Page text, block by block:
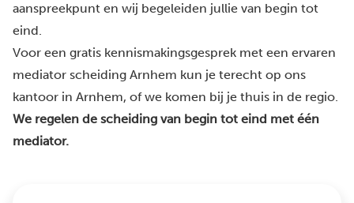
aanspreekpunt en wij begeleiden jullie van begin tot
eind.
Voor een gratis kennismakingsgesprek met een ervaren
mediator scheiding Arnhem kun je terecht op ons
kantoor in Arnhem, of we komen bij je thuis in de regio.
We regelen de scheiding van begin tot eind met één
mediator.